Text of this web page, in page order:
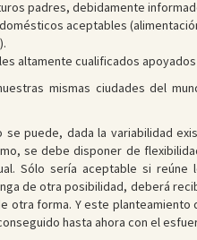
padres, debidamente
aceptables
altamente cualificados
mismas ciudades del
se puede, dada la variabilidad
se debe disponer de
Sólo sería aceptable si
de otra posibilidad, deberá
otra forma. Y este
hasta ahora con el